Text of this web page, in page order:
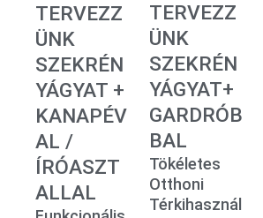
TERVEZZ
ÜNK
SZEKRÉN
YÁGYAT +
KANAPÉV
AL /
ÍRÓASZT
ALLAL
TERVEZZ
ÜNK
SZEKRÉN
YÁGYAT+
GARDRÓB
BAL
Tökéletes
Otthoni
Térkihasznál